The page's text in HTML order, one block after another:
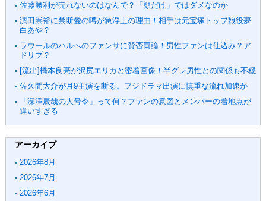
佐藤勝利が売れないのはなんで？「顔だけ」ではダメなのか
濵田崇裕に禁断愛の噂が急浮上の理由！相手は元宝塚トップ娘役夢
白あや？
ラウールのハルへのファンサに賛否両論！男性ファンは仕込み？ア
ドリブ？
[流出]橋本良亮が沢尻エリカと密着画像！半グレ男性との関係も不穏
佐久間大介が月9主演を断る。フジドラマ出演に慎重な流れ加速か
「深澤辰哉の大号令」って何？ファンの意図とメンバーの着地点が
違いすぎる
アーカイブ
2026年8月
2026年7月
2026年6月